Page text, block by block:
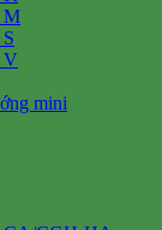
M
V
mini